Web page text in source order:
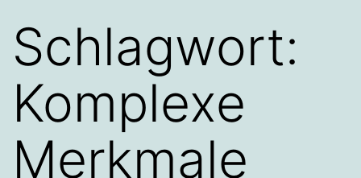
Schlagwort:
Komplexe
Merkmale